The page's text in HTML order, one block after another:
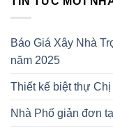
Báo Giá Xây Nhà
năm 2025
Thiết kế biệt thự
Nhà Phố giản đơn